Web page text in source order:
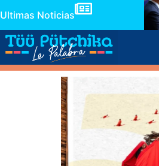
Ultimas Noticias